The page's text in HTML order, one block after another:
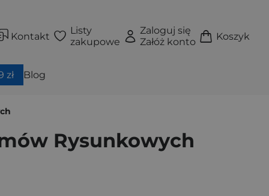
Kontakt
Listy
zakupowe
Zaloguj się
Załóż konto
Koszyk
zł Blog
Rysunkowych